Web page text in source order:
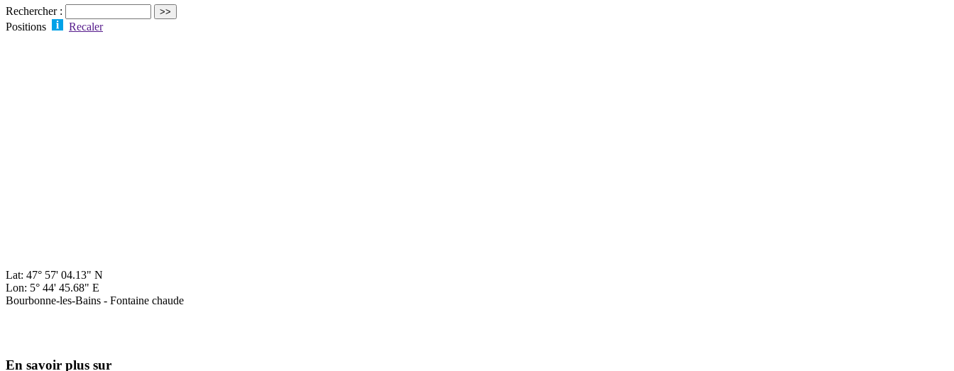
Rechercher :
Positions
Recaler
Lat: 47° 57' 04.13" N
Lon: 5° 44' 45.68" E
Bourbonne-les-Bains - Fontaine chaude
En savoir plus sur